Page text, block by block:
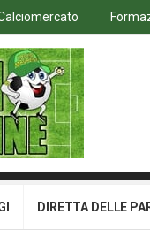
DIRETTA DELLE